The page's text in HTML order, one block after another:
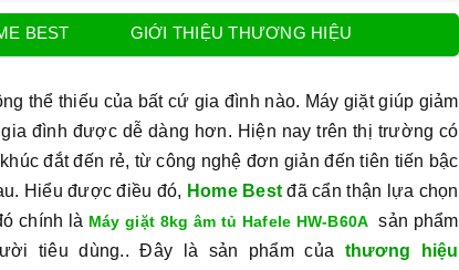
BEST GIỚI THIỆU THƯƠNG HIỆU
thể thiếu của bất cứ gia đình nào. Máy giặt giúp giảm
đình được dễ dàng hơn. Hiện nay trên thị trường có
đắt đến rẻ, từ công nghệ đơn giản đến tiên tiến bậc
Hiểu được điều đó, Home Best đã cẩn thận lựa chọn
chính là Máy giặt 8kg âm tủ Hafele HW-B60Asản phẩm
tiêu dùng.. Đây là sản phẩm của thương hiệu